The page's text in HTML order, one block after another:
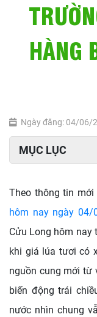
HÀNG
Ngày đăng: 04/06/
MỤC LỤC
Theo thông tin
hôm nay ngày 04/
Cửu Long hôm nay
khi giá lúa tươi có
nguồn cung mới từ
biến động trái
nước nhìn chung